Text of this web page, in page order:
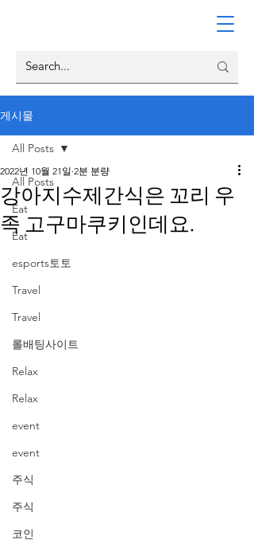
게시물
All Posts
Eat
Eat
esports토토
Travel
Travel
롤배팅사이트
Relax
Relax
event
event
주식
주식
코인
All Posts
강아지수제간식은 꼬리 우
족 고구마쿠키인데요.
2022년 10월 21일 2분 분량